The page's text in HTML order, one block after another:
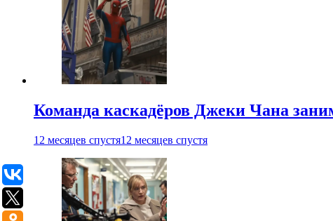
Команда каскадёров Джеки Чана
12 месяцев спустя12 месяцев спустя